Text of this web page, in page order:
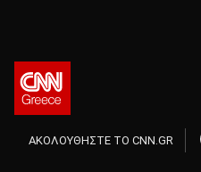
ΑΚΟΛΟΥΘΗΣΤΕ ΤΟ CNN.GR